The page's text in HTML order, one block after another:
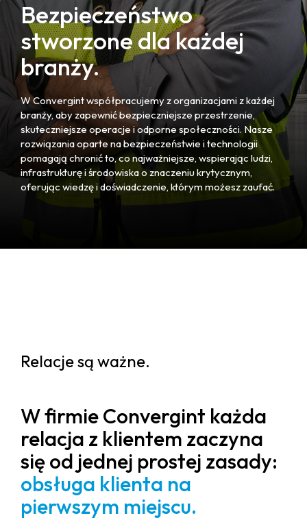
Bezpieczeństwo
stworzone dla każdej
branży.
W Convergint współpracujemy z organizacjami z każdej
branży, aby zapewnić bezpieczniejsze przestrzenie,
skuteczniejsze operacje i odporne społeczności. Nasze
rozwiązania oparte na bezpieczeństwie i technologii
pomagają chronić to, co najważniejsze, wspierając ludzi,
infrastrukturę i środowiska o znaczeniu krytycznym,
oferując wiedzę i doświadczenie, którym możesz zaufać.
Relacje są ważne.
W firmie Convergint każda
relacja z klientem zaczyna
się od jednej prostej zasady:
obsługa klienta na
pierwszym miejscu.